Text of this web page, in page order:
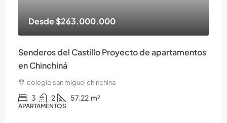
Desde$263.000.000
Senderos del Castillo Proyecto de apartamentos
en Chinchiná
colegio san miguel chinchina
3 2 57.22 m²
APARTAMENTOS